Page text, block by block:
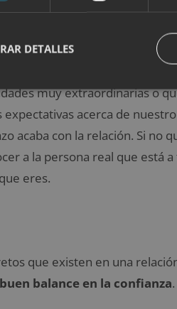
en el error de tratar de
muy extraordinarias o
acerca de
acaba con la relación. Si no
a la persona real que está
eres.
que existen en una
balance en la confianza.
DETALLES